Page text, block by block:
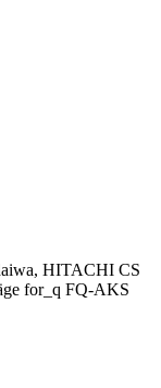
HITACHI CS
for_q FQ-AKS